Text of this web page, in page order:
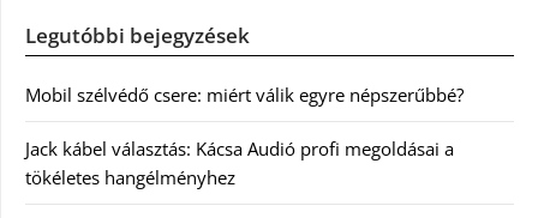
Legutóbbi bejegyzések
Mobil szélvédő csere: miért válik egyre népszerűbbé?
Jack kábel választás: Kácsa Audió profi megoldásai a
tökéletes hangélményhez